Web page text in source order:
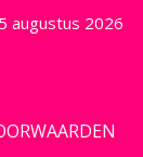
augustus 2026